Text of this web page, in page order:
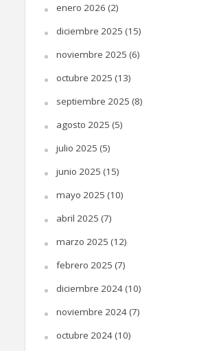
enero 2026 (2)
diciembre 2025 (15)
noviembre 2025 (6)
octubre 2025 (13)
septiembre 2025 (8)
agosto 2025 (5)
julio 2025 (5)
junio 2025 (15)
mayo 2025 (10)
abril 2025 (7)
marzo 2025 (12)
febrero 2025 (7)
diciembre 2024(10)
noviembre 2024(7)
octubre 2024(10)